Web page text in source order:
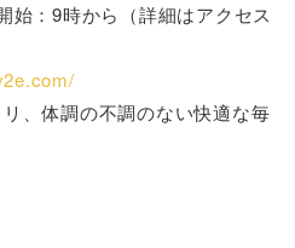
：9時から（詳細はアクセス
、体調の不調のない快適な毎